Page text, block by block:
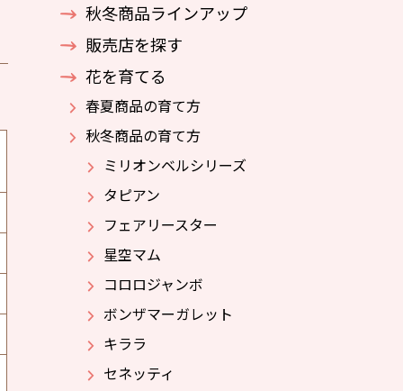
秋冬商品ラインアップ
販売店を探す
花を育てる
春夏商品の育て方
秋冬商品の育て方
ミリオンベルシリーズ
タピアン
フェアリースター
星空マム
コロロジャンボ
ボンザマーガレット
キララ
セネッティ